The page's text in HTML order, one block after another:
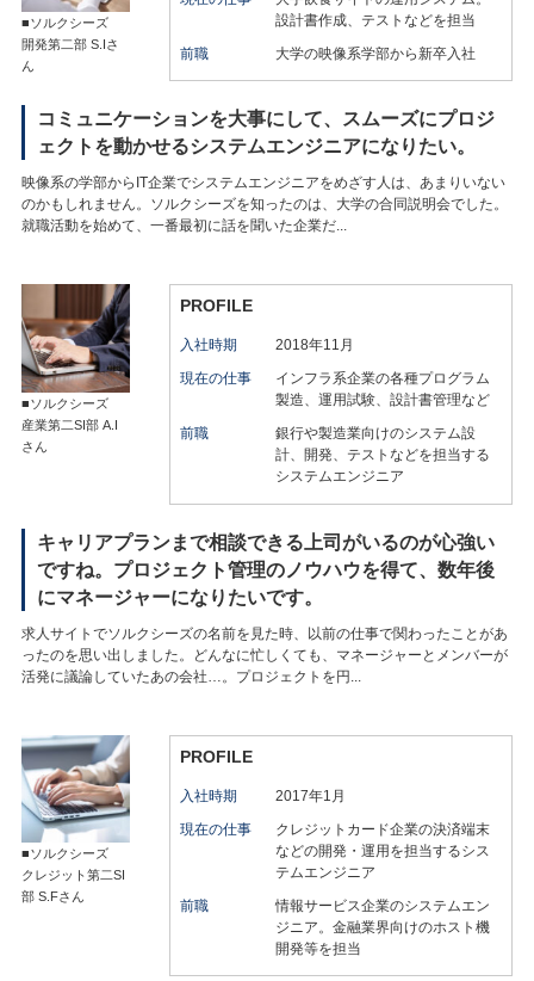
■ソルクシーズ
開発第二部 S.Iさ
ん
設計書作成、テストなどを担当
前職
大学の映像系学部から新卒入社
コミュニケーションを大事にして、スムーズにプロジ
ェクトを動かせるシステムエンジニアになりたい。
映像系の学部からIT企業でシステムエンジニアをめざす人は、あまりいない
のかもしれません。ソルクシーズを知ったのは、大学の合同説明会でした。
就職活動を始めて、一番最初に話を聞いた企業だ...
■ソルクシーズ
産業第二SI部 A.I
さん
PROFILE
入社時期
2018年11月
現在の仕事
インフラ系企業の各種プログラム
製造、運用試験、設計書管理など
前職
銀行や製造業向けのシステム設
計、開発、テストなどを担当する
システムエンジニア
キャリアプランまで相談できる上司がいるのが心強い
ですね。プロジェクト管理のノウハウを得て、数年後
にマネージャーになりたいです。
求人サイトでソルクシーズの名前を見た時、以前の仕事で関わったことがあ
ったのを思い出しました。どんなに忙しくても、マネージャーとメンバーが
活発に議論していたあの会社…。プロジェクトを円...
■ソルクシーズ
クレジット第二SI
部 S.Fさん
PROFILE
入社時期
2017年1月
現在の仕事
クレジットカード企業の決済端末
などの開発・運用を担当するシス
テムエンジニア
前職
情報サービス企業のシステムエン
ジニア。金融業界向けのホスト機
開発等を担当